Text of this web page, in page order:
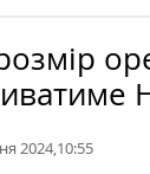
2024,10:55